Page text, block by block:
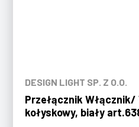
DESIGN LIGHT SP. Z O.O.
Przełącznik Włącznik/
kołyskowy, biały